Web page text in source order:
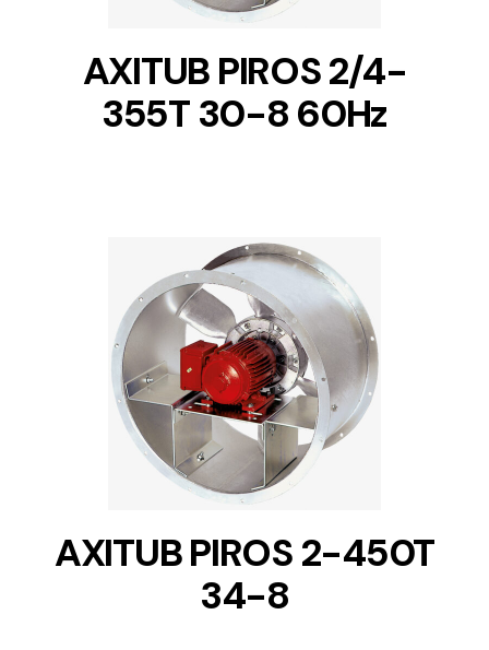
AXITUB PIROS 2/4-
355T 30-8 60Hz
DETAILS
AXITUB PIROS 2-450T
34-8